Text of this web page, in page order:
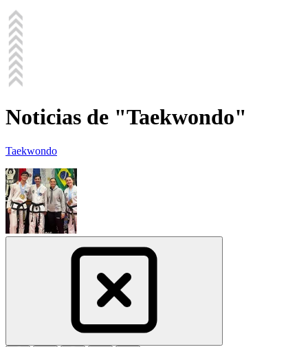
Noticias de "Taekwondo"
Taekwondo